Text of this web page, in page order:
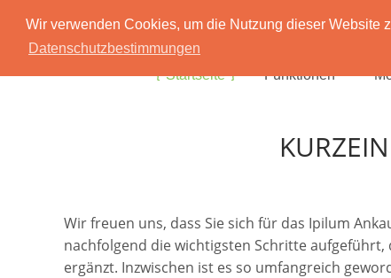
Wir verwenden Cookies, um die Nutzung dieser Website
Datenschutzbestimmungen
Startseite Funktionen
Wir freuen uns, dass Sie sich für das Ipilum
nachfolgend die wichtigsten Schritte
ergänzt. Inzwischen ist es so umfangreich